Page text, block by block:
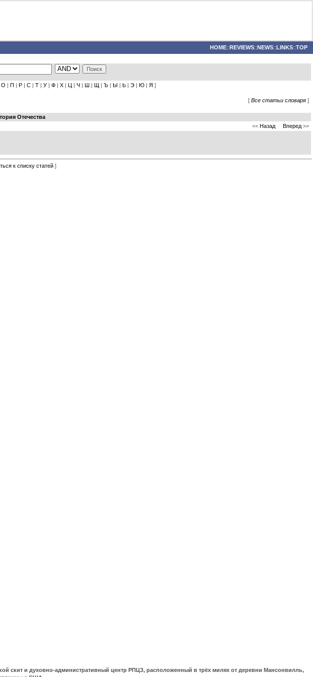
HOME::REVIEWS::NEWS::LINKS::TOP
О | П | Р| С| Т| У| Ф| Х| Ц | Ч| Ш| Щ | Ъ| Ы | Ь| Э| Ю| Я ]
[ Все статьи словаря ]
Отечества
<< Назад Вперед >>
к списку статей ]
скит и духовно-административный центр РПЦЗ, расположенный в трёх милях от деревни Мансонвилль,